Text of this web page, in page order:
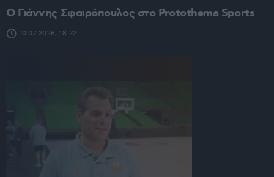
O Γιάννης Σφαιρόπουλος στο Protothema Sports
10.07.2026, 18:22